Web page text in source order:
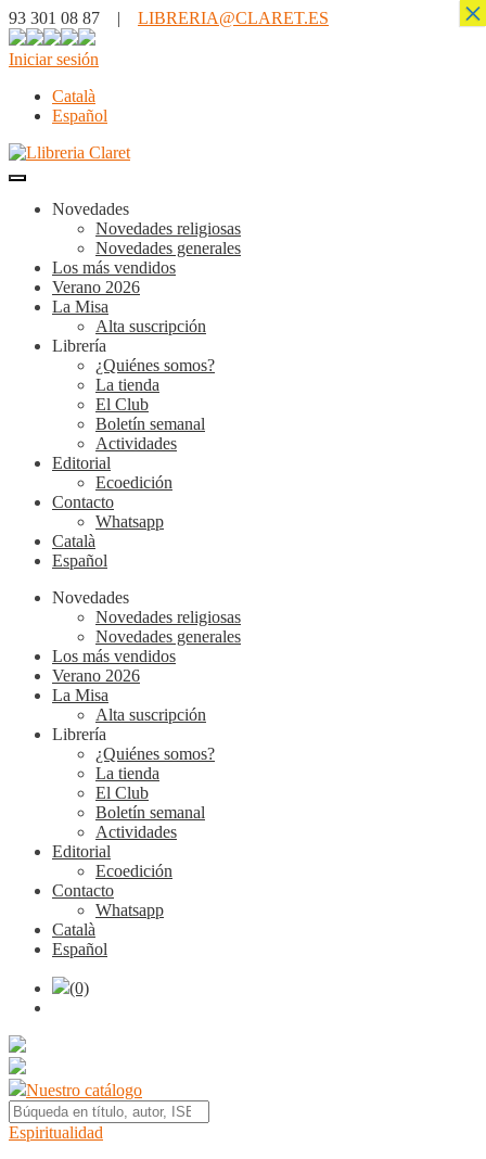
93 301 08 87 | LIBRERIA@CLARET.ES
Iniciar sesión
Català
Español
Novedades
Novedades religiosas
Novedades generales
Los más vendidos
Verano 2026
La Misa
Alta suscripción
Librería
¿Quiénes somos?
La tienda
El Club
Boletín semanal
Actividades
Editorial
Ecoedición
Contacto
Whatsapp
Català
Español
Novedades
Novedades religiosas
Novedades generales
Los más vendidos
Verano 2026
La Misa
Alta suscripción
Librería
¿Quiénes somos?
La tienda
El Club
Boletín semanal
Actividades
Editorial
Ecoedición
Contacto
Whatsapp
Català
Español
(0)
Nuestro catálogo
Espiritualidad
×